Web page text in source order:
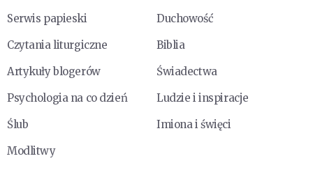
Serwis papieski
Duchowość
Czytania liturgiczne
Biblia
Artykuły blogerów
Świadectwa
Psychologia na co dzień
Ludzie i inspiracje
Ślub
Imiona i święci
Modlitwy